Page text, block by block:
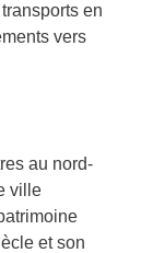
en
vers
au nord-
ville
et son